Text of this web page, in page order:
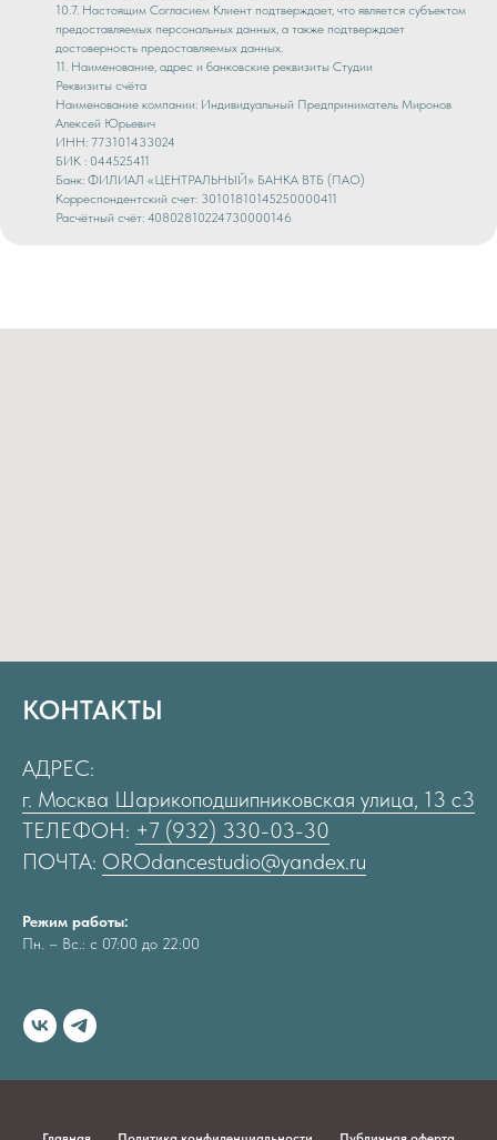
10.7. Настоящим Согласием Клиент подтверждает, что является субъектом
предоставляемых персональных данных, а также подтверждает
достоверность предоставляемых данных.
11. Наименование, адрес и банковские реквизиты Студии
Реквизиты счёта
Наименование компании: Индивидуальный Предприниматель Миронов
Алексей Юрьевич
ИНН: 773101433024
БИК : 044525411
Банк: ФИЛИАЛ «ЦЕНТРАЛЬНЫЙ» БАНКА ВТБ (ПАО)
Корреспондентский счет: 30101810145250000411
Расчётный счёт: 40802810224730000146
КОНТАКТЫ
АДРЕС:
г. Москва Шарикоподшипниковская улица, 13 с3
ТЕЛЕФОН: +7 (932) 330-03-30
ПОЧТА: OROdancestudio@yandex.ru
Режим работы:
Пн. – Вс.: с 07:00 до 22:00